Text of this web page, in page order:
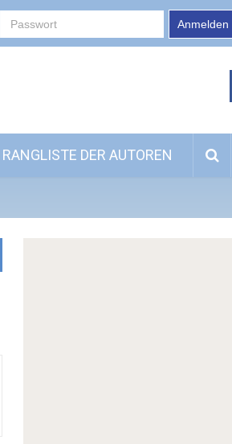
Anmelden
RANGLISTE DER AUTOREN